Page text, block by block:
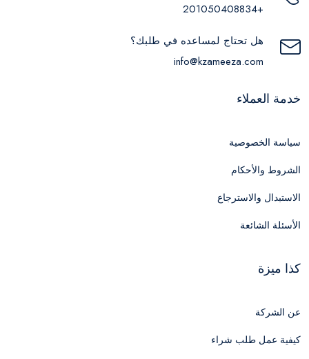
+201050408834
هل تحتاج لمساعده في طلبك؟
info@kzameeza.com
خدمة العملاء
سياسة الخصوصية
الشروط والأحكام
الاستبدال والاسترجاع
الأسئلة الشائعة
كذا ميزة
عن الشركة
كيفية عمل طلب شراء